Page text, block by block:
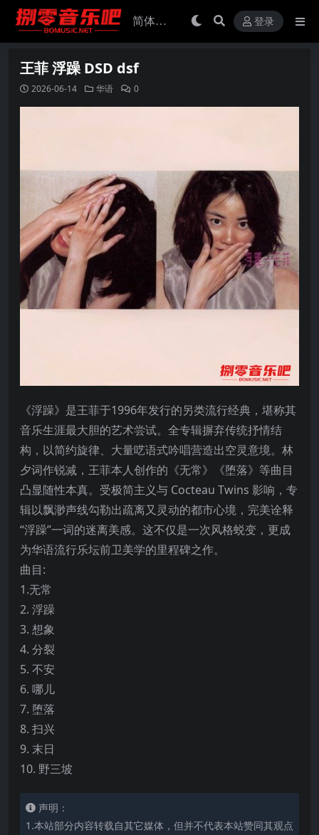
登录
王菲 浮躁 DSD dsf
2026-06-14 华语 0
《浮躁》是王菲于1996年发行的另类流行经典，堪称其
音乐生涯最大胆的艺术尝试。全专辑摒弃传统抒情结
构，以简约旋律、大量呓语式吟唱营造出空灵意境。林
夕词作锐减，王菲本人创作的《无常》《堕落》等曲目
凸显随性本真。受极简主义与 Cocteau Twins 影响，专
辑以飘渺声线勾勒出疏离又灵动的都市心境，完美诠释
“浮躁”一词的迷离美感。这不仅是一次风格蜕变，更成
为华语流行乐坛前卫美学的里程碑之作。
曲目:
1.无常
2. 浮躁
3. 想象
4. 分裂
5. 不安
6. 哪儿
7. 堕落
8. 扫兴
9. 末日
10. 野三坡
声明：
1.本站部分内容转载自其它媒体，但并不代表本站赞同其观点